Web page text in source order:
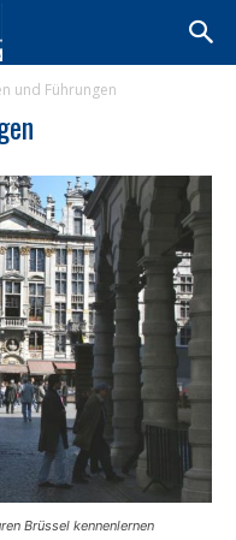
und Führungen
Brüssel kennenlernen